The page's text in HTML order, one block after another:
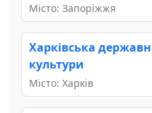
Місто: Запоріжжя
Харківська
культури
Місто: Харків